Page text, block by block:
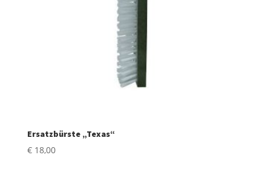
Ersatzbürste „Texas“
€18,00